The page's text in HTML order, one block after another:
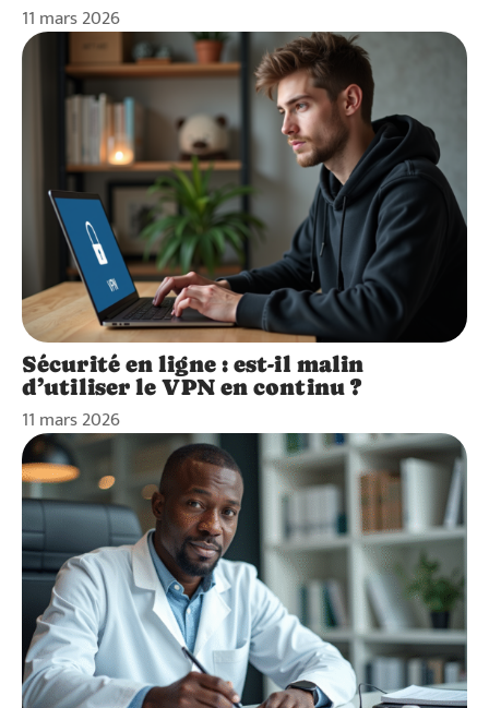
11 mars 2026
Sécurité en ligne : est-il malin
d’utiliser le VPN en continu ?
11 mars 2026